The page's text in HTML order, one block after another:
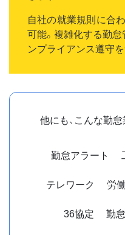
自社の就業規則に合
可能。複雑化する勤
ンプライアンス遵守
他にも、こんな勤
勤怠アラート
テレワーク
労
36協定
勤